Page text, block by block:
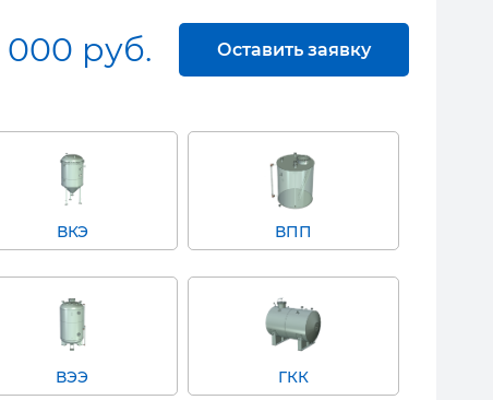
000 руб. Оставить заявку
ВКЭ ВПП
ВЭЭ ГКК